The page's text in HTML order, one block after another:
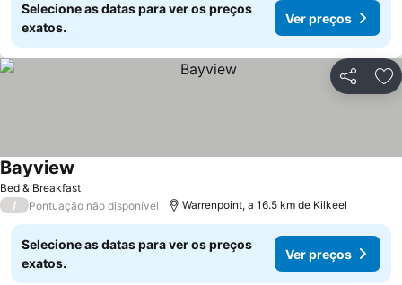
Selecione as datas para ver os preços
exatos.
Ver preços
Partilhar
Bed & Breakfast
Bayview
/ Pontuação não disponível Warrenpoint, a 16.5 km de Kilkeel
Selecione as datas para ver os preços
exatos.
Ver preços